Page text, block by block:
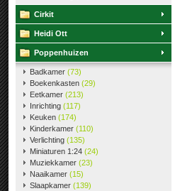
Cirkit
Heidi Ott
Poppenhuizen
Badkamer (73)
Boekenkasten (29)
Eetkamer (213)
Inrichting (117)
Keuken (174)
Kinderkamer (110)
Verlichting (135)
Miniaturen 1:24 (24)
Muziekkamer (23)
Naaikamer (15)
Slaapkamer (139)